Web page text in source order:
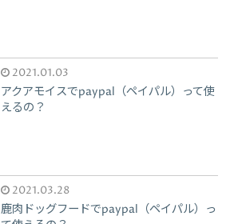
2021.01.03
アクアモイスでpaypal（ペイパル）って使
えるの？
2021.03.28
鹿肉ドッグフードでpaypal（ペイパル）っ